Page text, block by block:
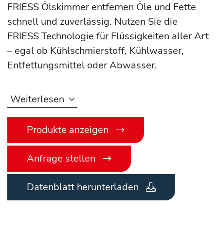
FRIESS Ölskimmer entfernen Öle und Fette
schnell und zuverlässig. Nutzen Sie die
FRIESS Technologie für Flüssigkeiten aller Art
– egal ob Kühlschmierstoff, Kühlwasser,
Entfettungsmittel oder Abwasser.
Weiterlesen
Produkte anzeigen
Anfrage stellen
Datenblatt herunterladen